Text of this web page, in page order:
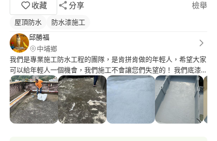
收藏
分享 檢舉
屋頂防水
防水漆施工
邱勝福
中埔鄉
我們是專業施工防水工程的團隊，是肯拼肯做的年輕人，希望大家
可以給年輕人一個機會，我們施工不會讓您們失望的！ 我們底漆
和彈泥都採用德國的科技材料MC和獅馬的防水材料，面漆使用防
水隔熱的漏克補。 我搞不懂有些客戶，為什麼你在哪個縣市就一
定要那個縣市的防水廠商幫你做工程？有比較好嗎？認真負責的廠
商，肯幫你服務的廠商，不管大家距離多遙遠，有品質的就是有品
質，會負責的就是會負責好不好！